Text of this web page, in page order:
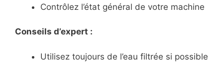
Contrôlez l’état général de votre machine
Conseils d’expert :
Utilisez toujours de l’eau filtrée si possible